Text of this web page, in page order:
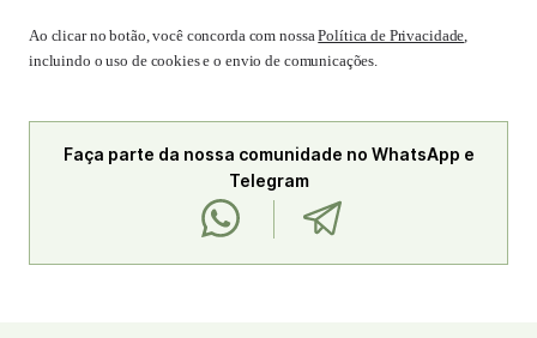
Ao clicar no botão, você concorda com nossaPolítica de Privacidade,
incluindo o uso de cookies e o envio de comunicações.
Faça parte da nossa comunidade no WhatsApp e
Telegram